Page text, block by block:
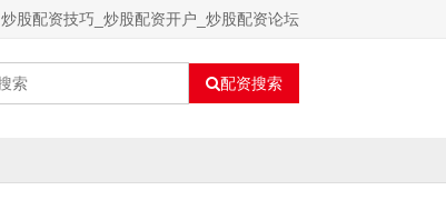
炒股配资技巧_炒股配资开户_炒股配资论坛
配资搜索